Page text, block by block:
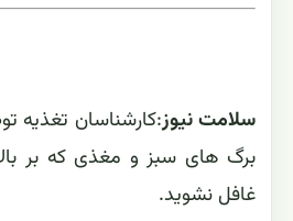
سلامت نیوز:کارشناسان تغذیه
برگ های سبز و مغذی که بر
غافل نشوید.